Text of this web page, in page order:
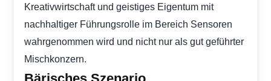
Kreativwirtschaft und geistiges Eigentum mit
nachhaltiger Führungsrolle im Bereich Sensoren
wahrgenommen wird und nicht nur als gut geführter
Mischkonzern.